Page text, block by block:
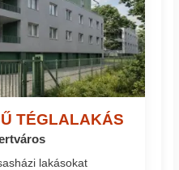
TÉGLALAKÁS
lakásokat